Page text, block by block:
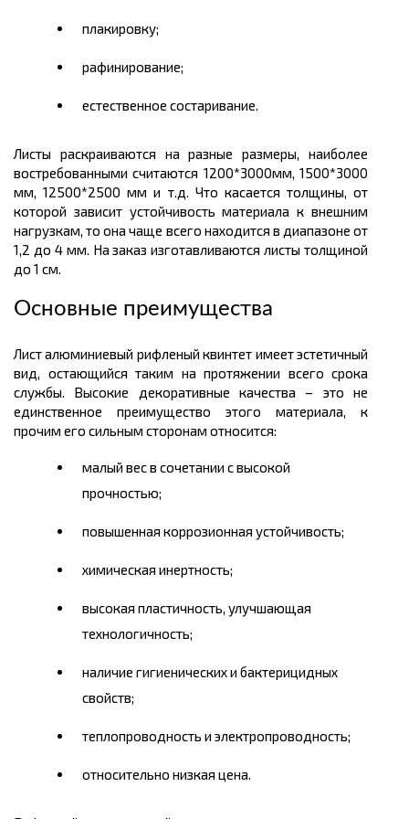
плакировку;
рафинирование;
естественное состаривание.
Листы раскраиваются на разныеразмеры, наиболее
востребованными считаются 1200*3000мм, 1500*3000
мм, 12500*2500 мм и т.д. Что касается толщины, от
которой зависит устойчивость материала к внешним
нагрузкам, то она чаще всего находится в диапазоне от
1,2 до 4 мм. На заказ изготавливаются листы толщиной
до 1 см.
Основные преимущества
Лист алюминиевый рифленый квинтет имеет эстетичный
вид, остающийся таким на протяжении всего срока
службы. Высокие декоративные качества – это не
единственное преимущество этого материала, к
прочим его сильным сторонам относится:
малый вес в сочетании с высокой
прочностью;
повышенная коррозионная устойчивость;
химическая инертность;
высокая пластичность, улучшающая
технологичность;
наличие гигиенических и бактерицидных
свойств;
теплопроводность и электропроводность;
относительно низкая цена.